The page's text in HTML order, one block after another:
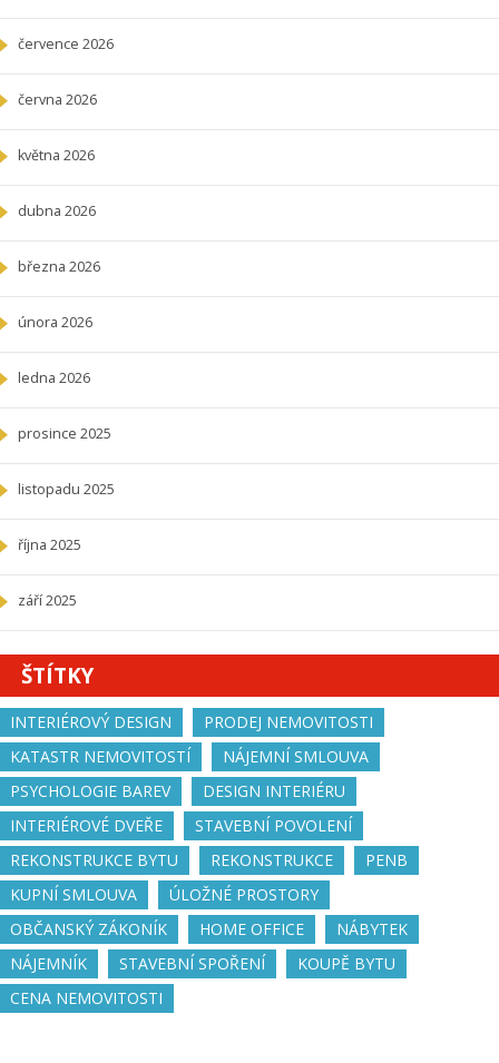
července 2026
června 2026
května 2026
dubna 2026
března 2026
února 2026
ledna 2026
prosince 2025
listopadu 2025
října 2025
září 2025
ŠTÍTKY
INTERIÉROVÝ DESIGN
PRODEJ NEMOVITOSTI
KATASTR NEMOVITOSTÍ
NÁJEMNÍ SMLOUVA
PSYCHOLOGIE BAREV
DESIGN INTERIÉRU
INTERIÉROVÉ DVEŘE
STAVEBNÍ POVOLENÍ
REKONSTRUKCE BYTU
REKONSTRUKCE
PENB
KUPNÍ SMLOUVA
ÚLOŽNÉ PROSTORY
OBČANSKÝ ZÁKONÍK
HOME OFFICE
NÁBYTEK
NÁJEMNÍK
STAVEBNÍ SPOŘENÍ
KOUPĚ BYTU
CENA NEMOVITOSTI